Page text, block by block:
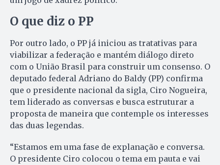
O que diz o PP
Por outro lado, o PP já iniciou as tratativas para
viabilizar a federação e mantém diálogo direto
com o União Brasil para construir um consenso. O
deputado federal Adriano do Baldy (PP) confirma
que o presidente nacional da sigla, Ciro Nogueira,
tem liderado as conversas e busca estruturar a
proposta de maneira que contemple os interesses
das duas legendas.
“Estamos em uma fase de explanação e conversa.
O presidente Ciro colocou o tema em pauta e vai